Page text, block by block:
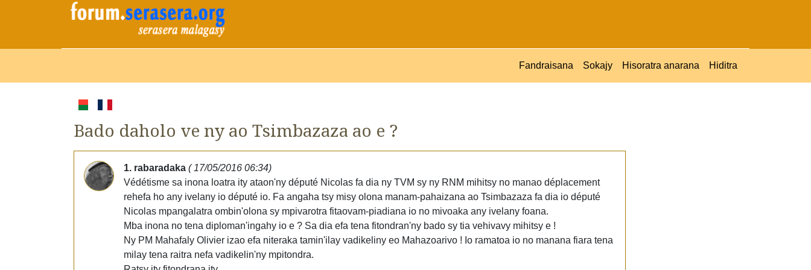
Fandraisana Sokajy Hisoratra anarana Hiditra
Bado daholo ve ny ao Tsimbazaza ao e ?
1. rabaradaka ( 17/05/2016 06:34)
Védétisme sa inona loatra ity ataon'ny député Nicolas fa dia ny TVM sy ny RNM mihitsy no manao déplacement
rehefa ho any ivelany io député io. Fa angaha tsy misy olona manam-pahaizana ao Tsimbazaza fa dia io député
Nicolas mpangalatra ombin'olona sy mpivarotra fitaovam-piadiana io no mivoaka any ivelany foana.
Mba inona no tena diploman'ingahy io e ? Sa dia efa tena fitondran'ny bado sy tia vehivavy mihitsy e !
Ny PM Mahafaly Olivier izao efa niteraka tamin'ilay vadikeliny eo Mahazoarivo ! Io ramatoa io no manana fiara tena
milay tena raitra nefa vadikelin'ny mpitondra.